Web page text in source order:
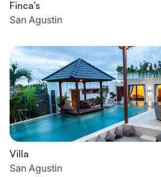
Finca’s
San Agustin
Villa
San Agustin